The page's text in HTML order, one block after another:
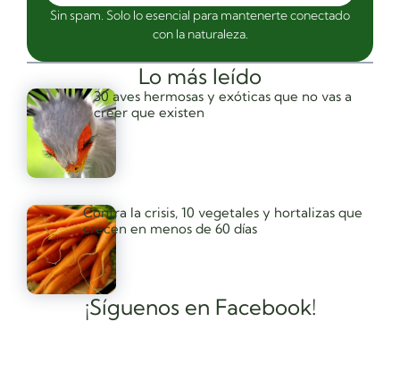
¡Síguenos en Facebook!
Lo más leído
30 aves hermosas y exóticas que no vas a
creer que existen
Contra la crisis, 10 vegetales y hortalizas que
crecen en menos de 60 días
Sin spam. Solo lo esencial para mantenerte conectado
con la naturaleza.